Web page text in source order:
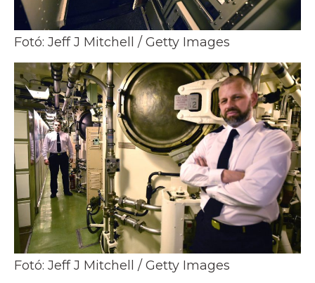
Fotó: Jeff J Mitchell / Getty Images
Fotó: Jeff J Mitchell / Getty Images